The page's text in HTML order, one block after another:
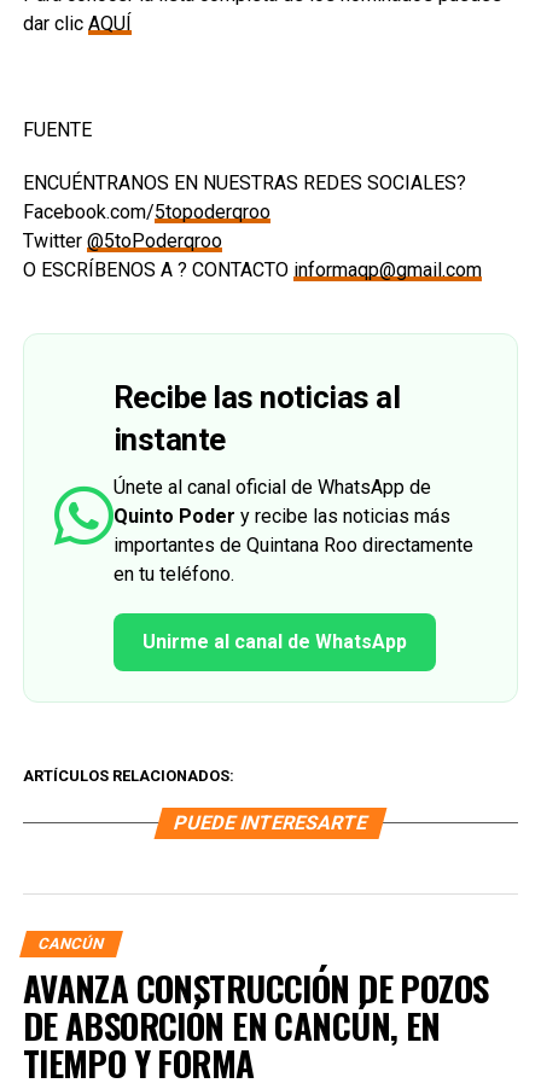
dar clic AQUÍ
FUENTE
ENCUÉNTRANOS EN NUESTRAS REDES SOCIALES?
Facebook.com/5topoderqroo
Twitter @5toPoderqroo
O ESCRÍBENOS A ? CONTACTO informaqp@gmail.com
Recibe las noticias al
instante
Únete al canal oficial de WhatsApp de
Quinto Poder y recibe las noticias más
importantes de Quintana Roo directamente
en tu teléfono.
Unirme al canal de WhatsApp
ARTÍCULOS RELACIONADOS:
PUEDE INTERESARTE
CANCÚN
AVANZA CONSTRUCCIÓN DE POZOS
DE ABSORCIÓN EN CANCÚN, EN
TIEMPO Y FORMA